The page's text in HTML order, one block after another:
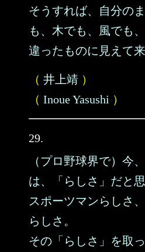
そうすれば、自分の
も、木でも、風でも
違ったものに見えて来
（ 井上靖 ）
（ Inoue Yasushi ）
29.
（プロ野球界で）今
は、「らしさ」だと思
スポーツマンらしさ
らしさ。
その「らしさ」を取